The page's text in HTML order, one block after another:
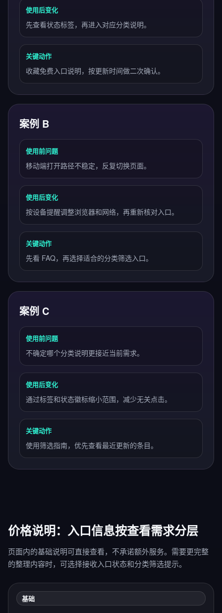
使用后变化
先查看状态标签，再进入对应分类说明。
关键动作
收藏免费入口说明，按更新时间做二次确认。
案例 B
使用前问题
移动端打开路径不稳定，反复切换页面。
使用后变化
按设备提醒调整浏览器和网络，再重新核对入口。
关键动作
先看 FAQ，再选择适合的分类筛选入口。
案例 C
使用前问题
不确定哪个分类说明更接近当前需求。
使用后变化
通过标签和状态徽标缩小范围，减少无关点击。
关键动作
使用筛选指南，优先查看最近更新的条目。
价格说明：入口信息按查看需求分层
页面内的基础说明可直接查看，不承诺额外服务。需要更完整
的整理内容时，可选择接收入口状态和分类筛选提示。
基础